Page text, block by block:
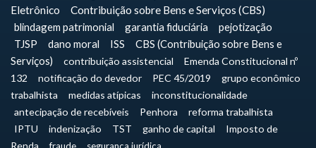
Eletrônico
Contribuição sobre Bens e Serviços (CBS)
blindagem patrimonial
garantia fiduciária
pejotização
TJSP
dano moral ISS
CBS (Contribuição sobre Bens e
Serviços)
contribuição assistencial
Emenda Constitucional nº
132
notificação do devedor PEC 45/2019
grupo econômico
trabalhista
medidas atípicas
inconstitucionalidade
antecipação de recebíveis
Penhora
reforma trabalhista
IPTU
indenização TST ganho de capital
Imposto de
Renda